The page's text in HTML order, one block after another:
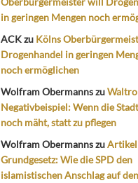
in geringen Mengen noch
ACKzu Kölns
Drogenhandel in geringen
noch ermöglichen
Wolfram Obermannszu
Negativbeispiel: Wenn die
noch mäht, statt zu pflegen
Wolfram Obermannszu
Grundgesetz: Wie die SPD den
islamistischen Anschlag auf